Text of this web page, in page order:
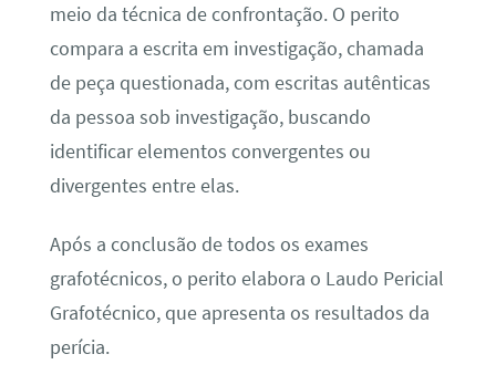
meio da técnica de confrontação. O perito
compara a escrita em investigação, chamada
de peça questionada, com escritas autênticas
da pessoa sob investigação, buscando
identificar elementos convergentes ou
divergentes entre elas.
Após a conclusão de todos os exames
grafotécnicos, o perito elabora o Laudo Pericial
Grafotécnico, que apresenta os resultados da
perícia.